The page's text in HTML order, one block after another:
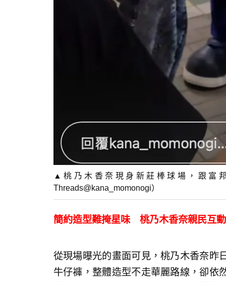
▲桃乃木香奈現身新莊棒球場，跟富
Threads@kana_momonogi）
簡約造型難掩星味 桃乃木香奈親民互
從現場曝光的畫面可見，桃乃木香奈昨
牛仔褲，整體造型不走華麗路線，卻依